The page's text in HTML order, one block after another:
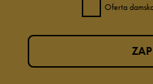
Oferta